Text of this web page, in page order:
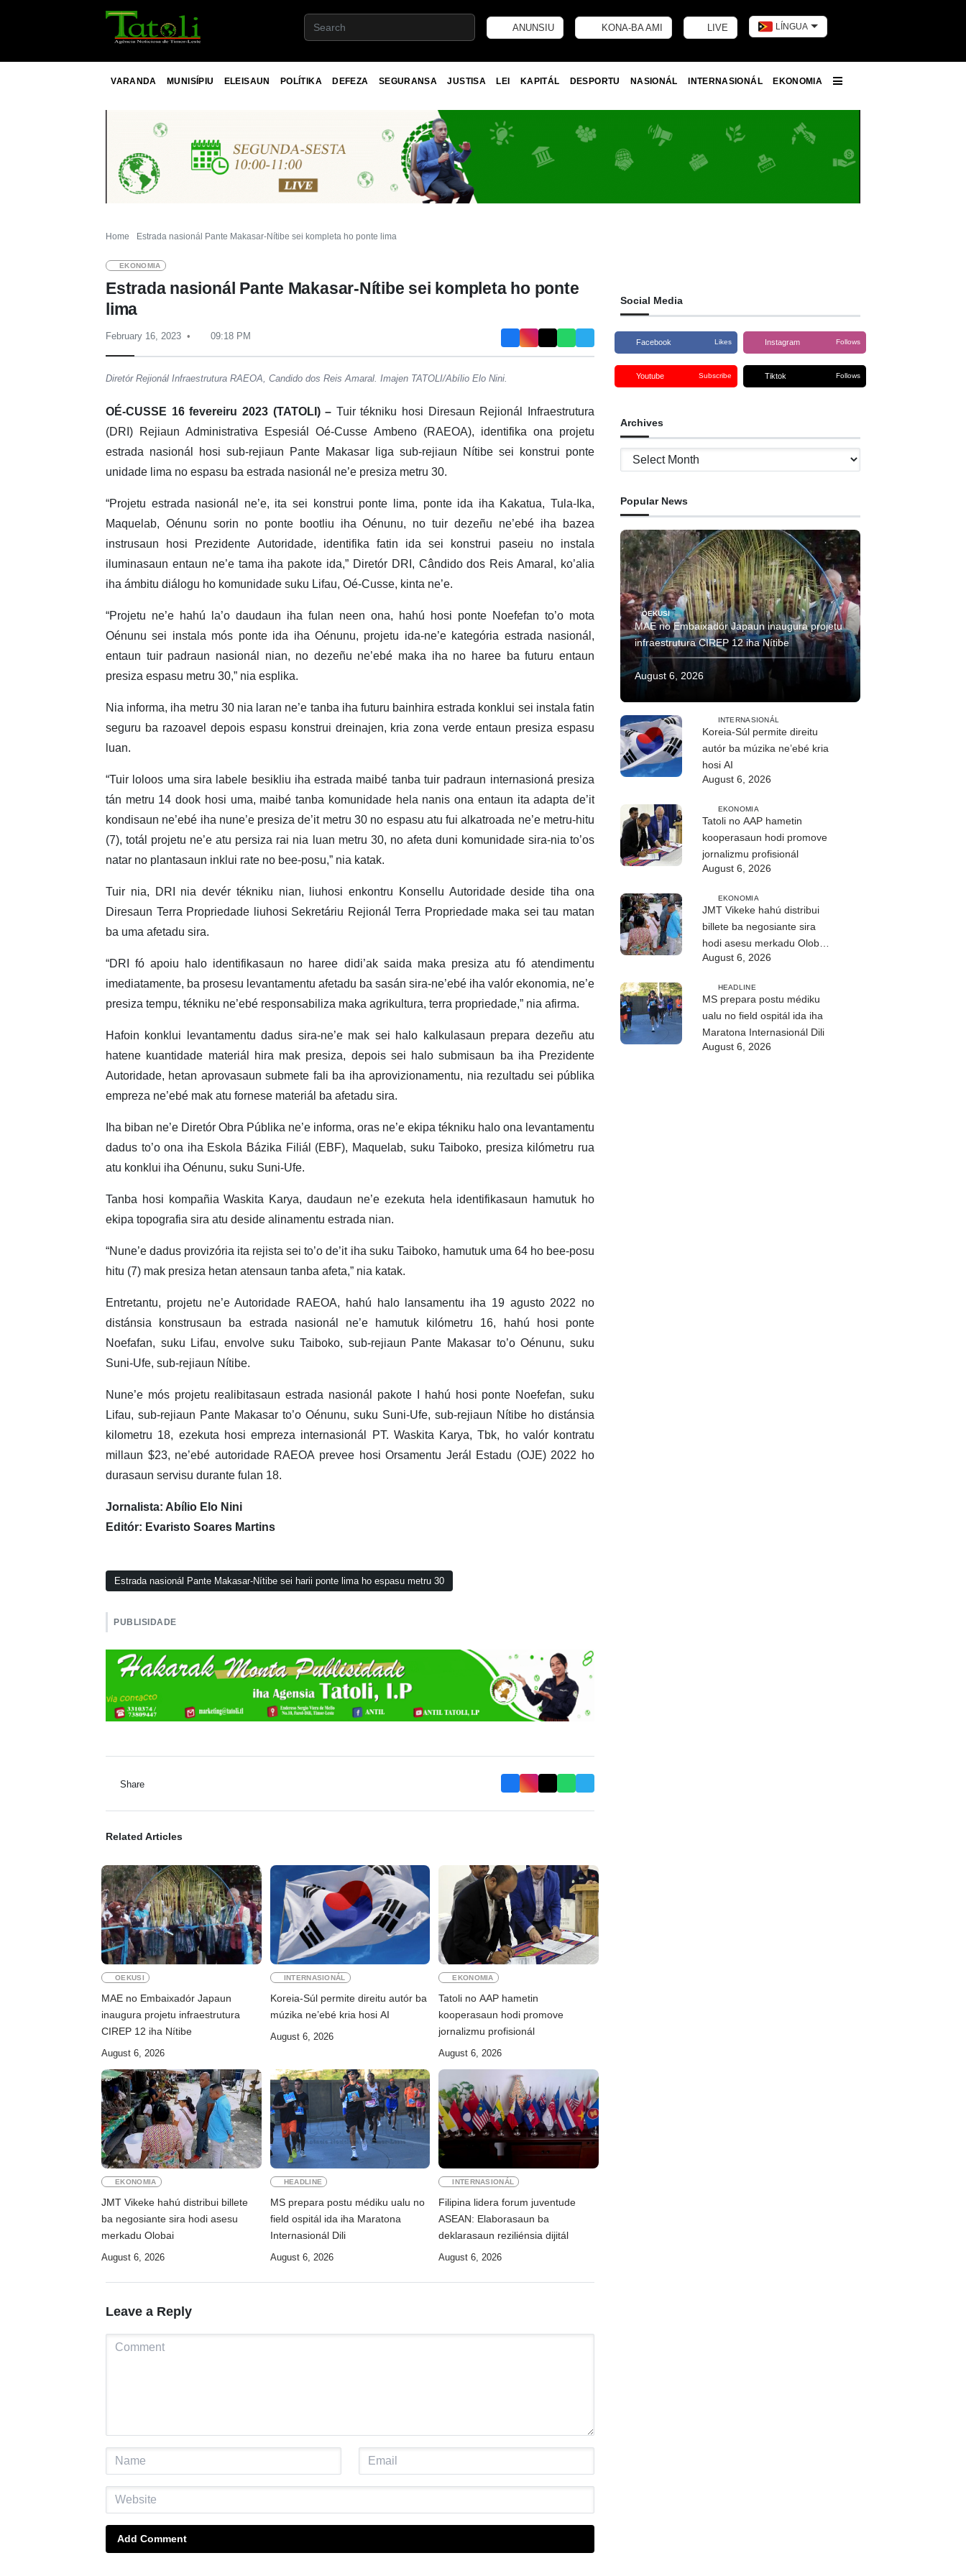
ANUNSIU KONA-BA AMI LIVE LÍNGUA
VARANDA MUNISÍPIU ELEISAUN POLÍTIKA DEFEZA SEGURANSA JUSTISA LEI KAPITÁL DESPORTU NASIONÁL INTERNASIONÁL
EKONOMIA
Home Estrada nasionál Pante Makasar-Nítibe sei kompleta ho ponte lima
EKONOMIA
Estrada nasionál Pante Makasar-Nítibe sei kompleta ho ponte
lima
February 16, 2023 09:18 PM
Diretór Rejionál Infraestrutura RAEOA, Candido dos Reis Amaral. Imajen TATOLI/Abílio Elo Nini.
OÉ-CUSSE 16 fevereiru 2023 (TATOLI) – Tuir tékniku hosi Diresaun Rejionál Infraestrutura
(DRI) Rejiaun Administrativa Espesiál Oé-Cusse Ambeno (RAEOA), identifika ona projetu
estrada nasionál hosi sub-rejiaun Pante Makasar liga sub-rejiaun Nítibe sei konstrui ponte
unidade lima no espasu ba estrada nasionál ne’e presiza metru 30.
“Projetu estrada nasionál ne’e, ita sei konstrui ponte lima, ponte ida iha Kakatua, Tula-Ika,
Maquelab, Oénunu sorin no ponte bootliu iha Oénunu, no tuir dezeñu ne’ebé iha bazea
instrusaun hosi Prezidente Autoridade, identifika fatin ida sei konstrui paseiu no instala
iluminasaun entaun ne’e tama iha pakote ida,” Diretór DRI, Cândido dos Reis Amaral, ko’alia
iha ámbitu diálogu ho komunidade suku Lifau, Oé-Cusse, kinta ne’e.
“Projetu ne’e hahú la’o daudaun iha fulan neen ona, hahú hosi ponte Noefefan to’o mota
Oénunu sei instala mós ponte ida iha Oénunu, projetu ida-ne’e kategória estrada nasionál,
entaun tuir padraun nasionál nian, no dezeñu ne’ebé maka iha no haree ba futuru entaun
presiza espasu metru 30,” nia esplika.
Nia informa, iha metru 30 nia laran ne’e tanba iha futuru bainhira estrada konklui sei instala fatin
seguru ba razoavel depois espasu konstrui dreinajen, kria zona verde entaun presiza espasu
luan.
“Tuir loloos uma sira labele besikliu iha estrada maibé tanba tuir padraun internasioná presiza
tán metru 14 dook hosi uma, maibé tanba komunidade hela nanis ona entaun ita adapta de’it
kondisaun ne’ebé iha nune’e presiza de’it metru 30 no espasu atu fui alkatroada ne’e metru-hitu
(7), totál projetu ne’e atu persiza rai nia luan metru 30, no afeta duni komunidade sira-nia to’os
natar no plantasaun inklui rate no bee-posu,” nia katak.
Tuir nia, DRI nia devér tékniku nian, liuhosi enkontru Konsellu Autoridade deside tiha ona
Diresaun Terra Propriedade liuhosi Sekretáriu Rejionál Terra Propriedade maka sei tau matan
ba uma afetadu sira.
“DRI fó apoiu halo identifikasaun no haree didi’ak saida maka presiza atu fó atendimentu
imediatamente, ba prosesu levantamentu afetadu ba sasán sira-ne’ebé iha valór ekonomia, ne’e
presiza tempu, tékniku ne’ebé responsabiliza maka agrikultura, terra propriedade,” nia afirma.
Hafoin konklui levantamentu dadus sira-ne’e mak sei halo kalkulasaun prepara dezeñu atu
hatene kuantidade materiál hira mak presiza, depois sei halo submisaun ba iha Prezidente
Autoridade, hetan aprovasaun submete fali ba iha aprovizionamentu, nia rezultadu sei públika
empreza ne’ebé mak atu fornese materiál ba afetadu sira.
Iha biban ne’e Diretór Obra Públika ne’e informa, oras ne’e ekipa tékniku halo ona levantamentu
dadus to’o ona iha Eskola Bázika Filiál (EBF), Maquelab, suku Taiboko, presiza kilómetru rua
atu konklui iha Oénunu, suku Suni-Ufe.
Tanba hosi kompañia Waskita Karya, daudaun ne’e ezekuta hela identifikasaun hamutuk ho
ekipa topografia sira atu deside alinamentu estrada nian.
“Nune’e dadus provizória ita rejista sei to’o de’it iha suku Taiboko, hamutuk uma 64 ho bee-posu
hitu (7) mak presiza hetan atensaun tanba afeta,” nia katak.
Entretantu, projetu ne’e Autoridade RAEOA, hahú halo lansamentu iha 19 agusto 2022 no
distánsia konstrusaun ba estrada nasionál ne’e hamutuk kilómetru 16, hahú hosi ponte
Noefafan, suku Lifau, envolve suku Taiboko, sub-rejiaun Pante Makasar to’o Oénunu, suku
Suni-Ufe, sub-rejiaun Nítibe.
Nune’e mós projetu realibitasaun estrada nasionál pakote I hahú hosi ponte Noefefan, suku
Lifau, sub-rejiaun Pante Makasar to’o Oénunu, suku Suni-Ufe, sub-rejiaun Nítibe ho distánsia
kilometru 18, ezekuta hosi empreza internasionál PT. Waskita Karya, Tbk, ho valór kontratu
millaun $23, ne’ebé autoridade RAEOA prevee hosi Orsamentu Jerál Estadu (OJE) 2022 ho
durasaun servisu durante fulan 18.
Jornalista: Abílio Elo Nini
Editór: Evaristo Soares Martins
Estrada nasionál Pante Makasar-Nítibe sei harii ponte lima ho espasu metru 30
PUBLISIDADE
Share
Related Articles
OEKUSI
MAE no Embaixadór Japaun
inaugura projetu infraestrutura
CIREP 12 iha Nítibe
August 6, 2026
INTERNASIONÁL
Koreia-Súl permite direitu autór ba
múzika ne’ebé kria hosi AI
August 6, 2026
EKONOMIA
Tatoli no AAP hametin
kooperasaun hodi promove
jornalizmu profisionál
August 6, 2026
EKONOMIA
JMT Vikeke hahú distribui billete
ba negosiante sira hodi asesu
August 6, 2026
HEADLINE
MS prepara postu médiku ualu no
field ospitál ida iha Maratona
Internasionál Dili
August 6, 2026
INTERNASIONÁL
Filipina lidera forum juventude
ASEAN: Elaborasaun ba
deklarasaun reziliénsia dijitál
August 6, 2026
Leave a Reply
Add Comment
Social Media
Facebook Likes Instagram Follows
Youtube Subscribe Tiktok Follows
Archives
Archives
Popular News
OEKUSI
MAE no Embaixadór Japaun inaugura projetu
infraestrutura CIREP 12 iha Nítibe
August 6, 2026
INTERNASIONÁL
Koreia-Súl permite direitu
autór ba múzika ne’ebé kria
hosi AI
August 6, 2026
EKONOMIA
Tatoli no AAP hametin
kooperasaun hodi promove
jornalizmu profisionál
August 6, 2026
EKONOMIA
JMT Vikeke hahú distribui
billete ba negosiante sira
hodi asesu merkadu Olobai
August 6, 2026
HEADLINE
MS prepara postu médiku
ualu no field ospitál ida iha
Maratona Internasionál Dili
August 6, 2026